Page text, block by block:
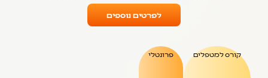
לפרטים נוספים
קורס למטפלים פרונטלי